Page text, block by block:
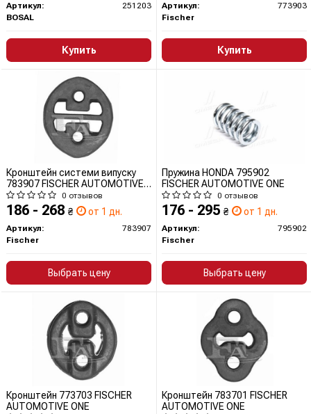
Артикул:
251203
BOSAL
Купить
Артикул:
773903
Fischer
Купить
Кронштейн системи випуску
783907 FISCHER AUTOMOTIVE
ONE
0 отзывов
186 - 268 ₴ от 1 дн.
Артикул:
783907
Fischer
Выбрать цену
Пружина HONDA 795902
FISCHER AUTOMOTIVE ONE
0 отзывов
176 - 295 ₴ от 1 дн.
Артикул:
795902
Fischer
Выбрать цену
Кронштейн 773703 FISCHER
AUTOMOTIVE ONE
Кронштейн 783701 FISCHER
AUTOMOTIVE ONE